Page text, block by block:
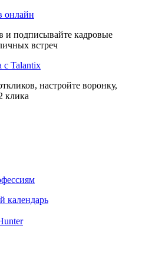
онлайн
и подписывайте кадровые
встреч
с Talantix
настройте воронку,
клика
календарь